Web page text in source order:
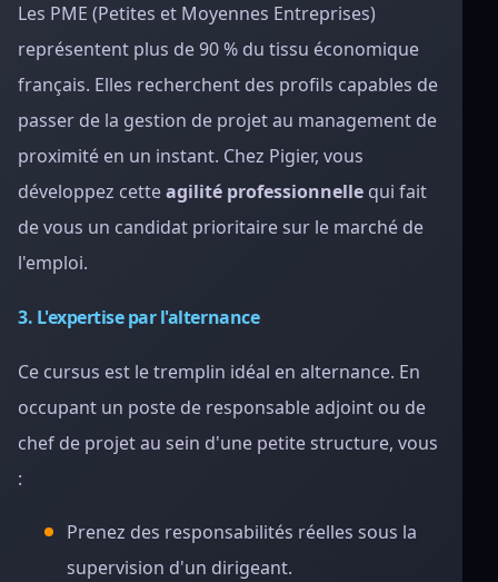
Les PME (Petites et Moyennes Entreprises)
représentent plus de 90 % du tissu économique
français. Elles recherchent des profils capables de
passer de la gestion de projet au management de
proximité en un instant. Chez Pigier, vous
développez cetteagilité professionnelle qui fait
de vous un candidat prioritaire sur le marché de
l'emploi.
3. L'expertise par l'alternance
Ce cursus est le tremplin idéal en alternance. En
occupant un poste de responsable adjoint ou de
chef de projet au sein d'une petite structure, vous
:
Prenez des responsabilités réelles sous la
supervision d'un dirigeant.